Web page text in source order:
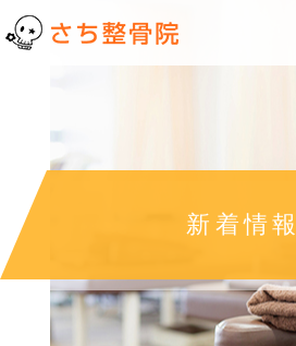
新着情報